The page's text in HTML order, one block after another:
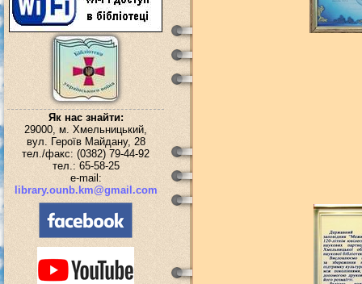
Як нас знайти:
29000, м. Хмельницький,
вул. Героїв Майдану, 28
тел./факс: (0382) 79-44-92
тел.: 65-58-25
e-mail:
library.ounb.km@gmail.com